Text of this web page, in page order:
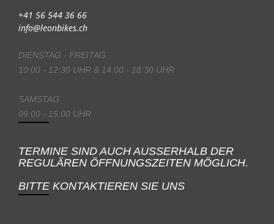
+41 56 544 36 66
info@leonbikes.ch
DIENSTAG - FREITAG
10:00 - 12:30 UHR & 14:00 - 18:30 UHR
SAMSTAG
09:00 - 15:00 UHR
TERMINE SIND AUCH AUSSERHALB DER
REGULÄREN ÖFFNUNGSZEITEN MÖGLICH.
BITTE KONTAKTIEREN SIE UNS